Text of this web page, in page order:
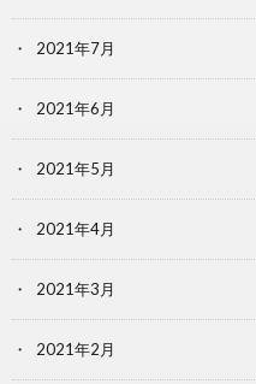
2021年7月
2021年6月
2021年5月
2021年4月
2021年3月
2021年2月